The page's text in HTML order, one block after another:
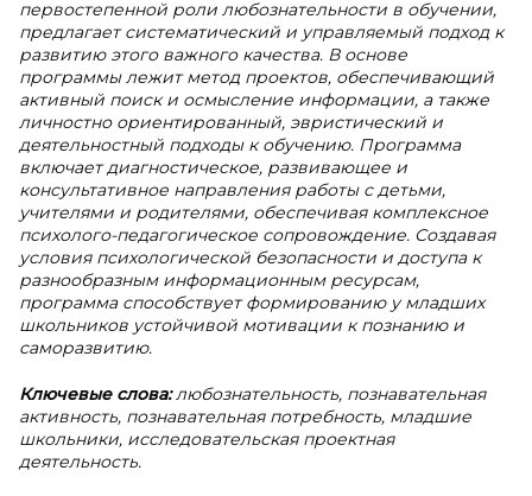
первостепенной роли любознательности в обучении,
предлагает систематический и управляемый подход к
развитию этого важного качества. В основе
программы лежит метод проектов, обеспечивающий
активный поиск и осмысление информации, а также
личностно ориентированный, эвристический и
деятельностный подходы к обучению. Программа
включает диагностическое, развивающее и
консультативное направления работы с детьми,
учителями и родителями, обеспечивая комплексное
психолого-педагогическое сопровождение. Создавая
условия психологической безопасности и доступа к
разнообразным информационным ресурсам,
программа способствует формированию у младших
школьников устойчивой мотивации к познанию и
саморазвитию.
Ключевые слова:любознательность, познавательная
активность, познавательная потребность, младшие
школьники, исследовательская проектная
деятельность.